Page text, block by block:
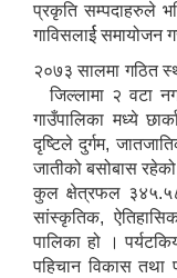
प्रकृति सम्पदाहरुले
गाविसलार्ई समायोजन
२०७३ सालमा गठित
जिल्लामा २ वटा
गाउँपालिका मध्ये
दृष्टिले दुर्गम,
जातीको बसोबास
कुल क्षेत्रफल ३४५.५८
सांस्कृतिक,
पालिका हो ।
पहिचान विकास तथा